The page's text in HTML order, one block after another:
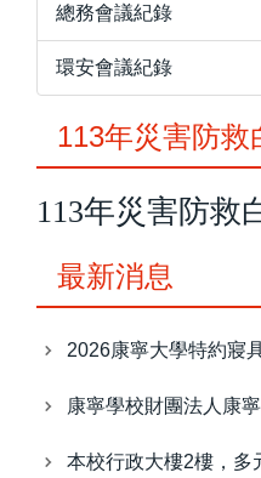
總務會議紀錄
環安會議紀錄
113年災害防救
113年災害防救
最新消息
2026康寧大學特約寢
康寧學校財團法人康
本校行政大樓2樓，多